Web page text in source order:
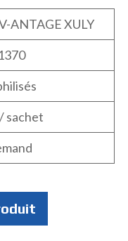
ANTAGE XULY
sachet